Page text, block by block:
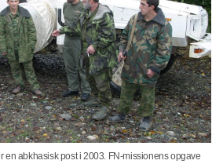
en abkhasisk post i 2003. FN-missionens opgave